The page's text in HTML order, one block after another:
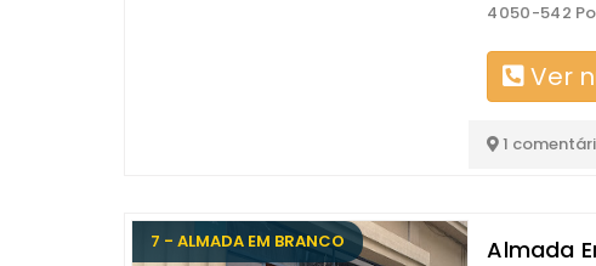
4050-542
Ver
1
7 - ALMADA EM BRANCO Almada